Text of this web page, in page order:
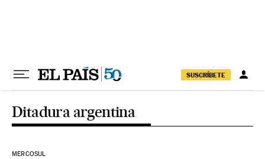
SUSCRÍBETE
Ditadura argentina
MERCOSUL